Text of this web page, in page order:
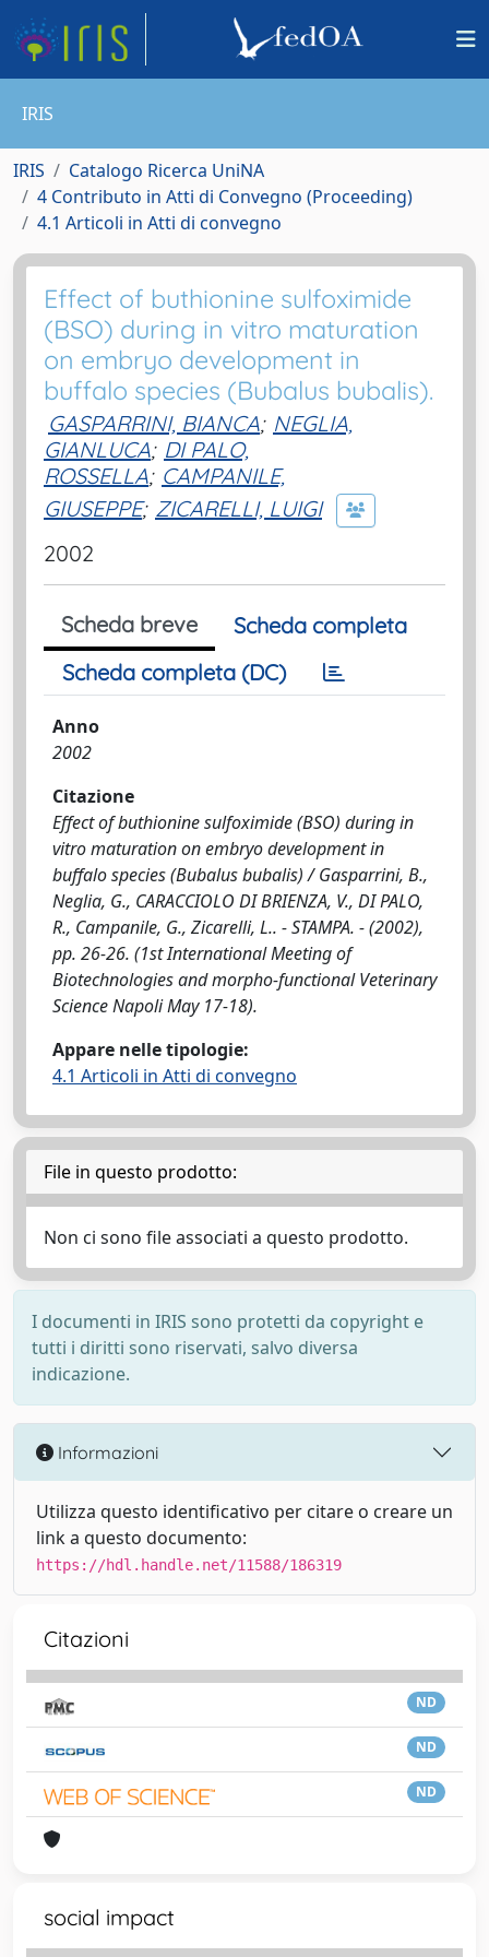
IRIS
IRIS
Catalogo Ricerca UniNA
4 Contributo in Atti di Convegno (Proceeding)
4.1 Articoli in Atti di convegno
Effect of buthionine sulfoximide
(BSO) during in vitro maturation
on embryo development in
buffalo species (Bubalus bubalis).
GASPARRINI, BIANCA; NEGLIA,
GIANLUCA; DI PALO,
ROSSELLA; CAMPANILE,
GIUSEPPE; ZICARELLI, LUIGI
2002
Scheda breve
Scheda completa
Scheda completa (DC)
Anno
2002
Citazione
Effect of buthionine sulfoximide (BSO) during in
vitro maturation on embryo development in
buffalo species (Bubalus bubalis) / Gasparrini, B.,
Neglia, G., CARACCIOLO DI BRIENZA, V., DI PALO,
R., Campanile, G., Zicarelli, L.. - STAMPA. - (2002),
pp. 26-26. (1st International Meeting of
Biotechnologies and morpho-functional Veterinary
Science Napoli May 17-18).
Appare nelle tipologie:
4.1 Articoli in Atti di convegno
File in questo prodotto:
Non ci sono file associati a questo prodotto.
I documenti in IRIS sono protetti da copyright e
tutti i diritti sono riservati, salvo diversa
indicazione.
Informazioni
Utilizza questo identificativo per citare o creare un
link a questo documento:
https://hdl.handle.net/11588/186319
Citazioni
ND
ND
ND
social impact